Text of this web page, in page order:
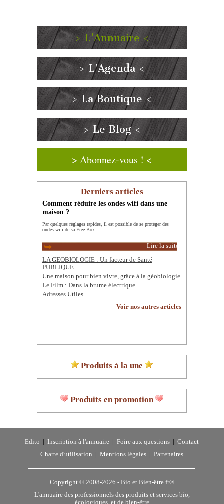
> L’Annuaire <
> L’Agenda <
> La Boutique <
> Le Blog <
> Abonnez-vous ! <
Derniers articles
Comment réduire les ondes wifi dans une
maison ?
Par quelques réglages rapides, il est possible de se protéger des
ondes wifi de sa Free Box
Lire la suite
LA GEOBIOLOGIE : Un facteur de Santé
PUBLIQUE
Une maison pour bien vivre, grâce à la géobiologie
Le Film : Dans la brume électrique
Adresses Utiles
Voir nos autres articles
Produits à la une
Produits en promotion
Edito Inscription à l'annuaire Foire aux questions
Contact
Charte d'utilisation
Mentions légales Partenaires
Copyright © 2008-2026 - Bio et Bien-être.fr®
L'annuaire des professionnels des produits et services bio,
écologiques, et de bien-être